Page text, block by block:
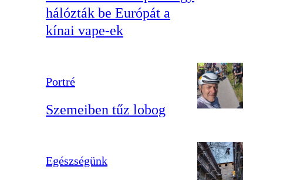
hálózták be Európát a
kínai vape-ek
Portré
Szemeiben tűz lobog
Egészségünk